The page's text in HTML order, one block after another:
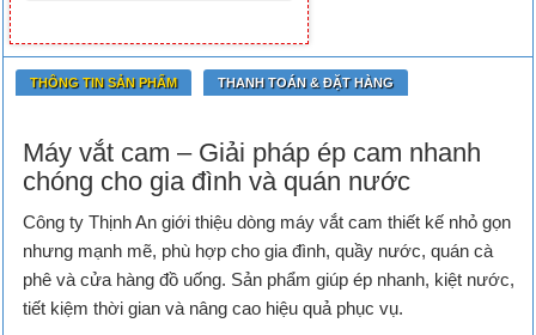
THÔNG TIN SẢN PHẨM THANH TOÁN & ĐẶT HÀNG
Máy vắt cam – Giải pháp ép cam nhanh
chóng cho gia đình và quán nước
Công ty Thịnh An giới thiệu dòng máy vắt cam thiết kế nhỏ gọn
nhưng mạnh mẽ, phù hợp cho gia đình, quầy nước, quán cà
phê và cửa hàng đồ uống. Sản phẩm giúp ép nhanh, kiệt nước,
tiết kiệm thời gian và nâng cao hiệu quả phục vụ.